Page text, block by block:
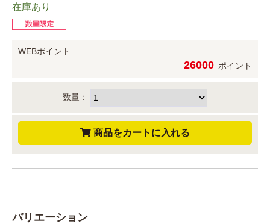
在庫あり
WEBポイント
26000 ポイント
数量：
バリエーション